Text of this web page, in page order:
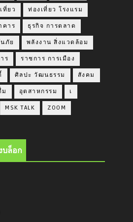
ที่ยว ท่องเที่ยว โรงแรม
คาร ธุรกิจ การตลาด
ภัย พลังงาน สิ่งแวดล้อม
ร ราชการ การเมือง
ศิลปะ วัฒนธรรม สังคม
ม อุตสาหกรรม เ
MSK TALK ZOOM
บล็อก